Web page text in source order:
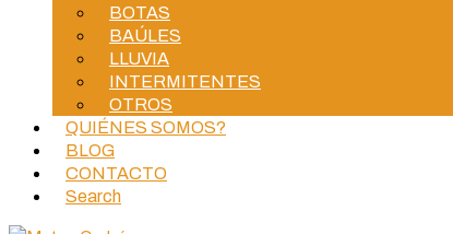
BOTAS
BAÚLES
LLUVIA
INTERMITENTES
OTROS
QUIÉNES SOMOS?
BLOG
CONTACTO
Search